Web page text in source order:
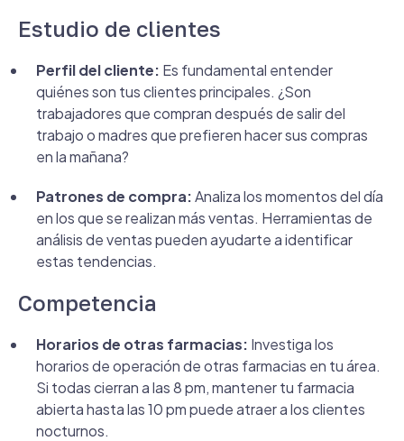
Estudio de clientes
Perfil del cliente: Es fundamental entender
quiénes son tus clientes principales. ¿Son
trabajadores que compran después de salir del
trabajo o madres que prefieren hacer sus compras
en la mañana?
Patrones de compra:Analiza los momentos del día
en los que se realizan más ventas. Herramientas de
análisis de ventas pueden ayudarte a identificar
estas tendencias.
Competencia
Horarios de otras farmacias: Investiga los
horarios de operación de otras farmacias en tu área.
Si todas cierran a las 8 pm, mantener tu farmacia
abierta hasta las 10 pm puede atraer a los clientes
nocturnos.